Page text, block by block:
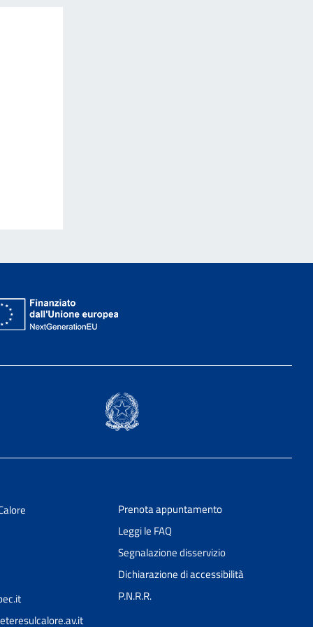
Prenota appuntamento
Leggi le FAQ
Segnalazione disservizio
Dichiarazione di accessibilità
P.N.R.R.